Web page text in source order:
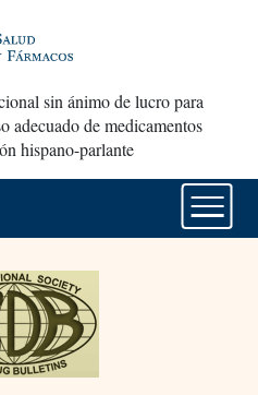
sin ánimo de lucro para
adecuado de medicamentos
hispano-parlante